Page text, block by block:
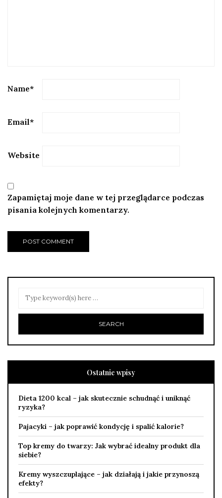
Name*
Email*
Website
Zapamiętaj moje dane w tej przeglądarce podczas
pisania kolejnych komentarzy.
Ostatnie wpisy
Dieta 1200 kcal – jak skutecznie schudnąć i uniknąć
ryzyka?
Pajacyki – jak poprawić kondycję i spalić kalorie?
Top kremy do twarzy: Jak wybrać idealny produkt dla
siebie?
Kremy wyszczuplające – jak działają i jakie przynoszą
efekty?